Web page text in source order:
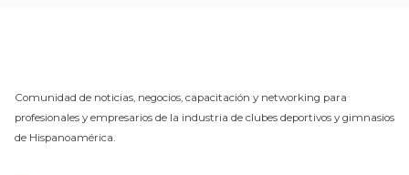
Comunidad de noticias, negocios, capacitación y networking para
profesionales y empresarios de la industria de clubes deportivos y gimnasios
de Hispanoamérica.